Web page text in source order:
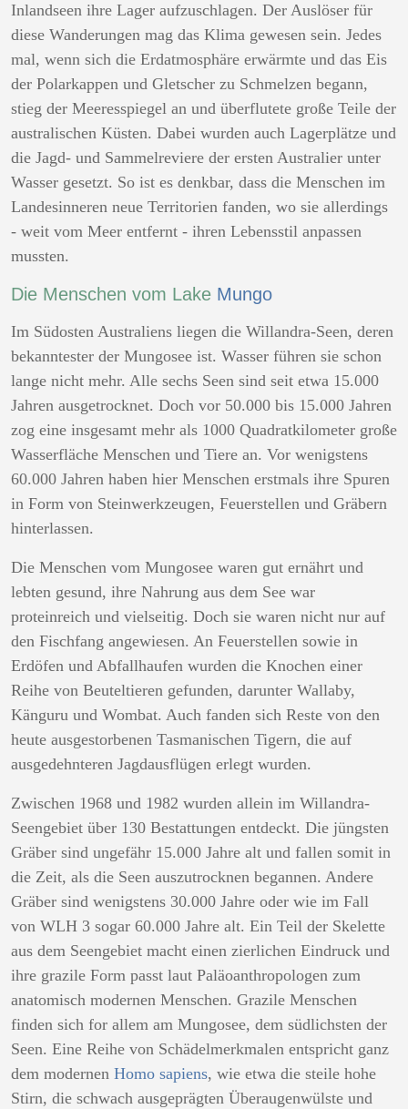
Inlandseen ihre Lager aufzuschlagen. Der Auslöser für
diese Wanderungen mag das Klima gewesen sein. Jedes
mal, wenn sich die Erdatmosphäre erwärmte und das Eis
der Polarkappen und Gletscher zu Schmelzen begann,
stieg der Meeresspiegel an und überflutete große Teile der
australischen Küsten. Dabei wurden auch Lagerplätze und
die Jagd- und Sammelreviere der ersten Australier unter
Wasser gesetzt. So ist es denkbar, dass die Menschen im
Landesinneren neue Territorien fanden, wo sie allerdings
- weit vom Meer entfernt - ihren Lebensstil anpassen
mussten.
Die Menschen vom Lake Mungo
Im Südosten Australiens liegen die Willandra-Seen, deren
bekanntester der Mungosee ist. Wasser führen sie schon
lange nicht mehr. Alle sechs Seen sind seit etwa 15.000
Jahren ausgetrocknet. Doch vor 50.000 bis 15.000 Jahren
zog eine insgesamt mehr als 1000 Quadratkilometer große
Wasserfläche Menschen und Tiere an. Vor wenigstens
60.000 Jahren haben hier Menschen erstmals ihre Spuren
in Form von Steinwerkzeugen, Feuerstellen und Gräbern
hinterlassen.
Die Menschen vom Mungosee waren gut ernährt und
lebten gesund, ihre Nahrung aus dem See war
proteinreich und vielseitig. Doch sie waren nicht nur auf
den Fischfang angewiesen. An Feuerstellen sowie in
Erdöfen und Abfallhaufen wurden die Knochen einer
Reihe von Beuteltieren gefunden, darunter Wallaby,
Känguru und Wombat. Auch fanden sich Reste von den
heute ausgestorbenen Tasmanischen Tigern, die auf
ausgedehnteren Jagdausflügen erlegt wurden.
Zwischen 1968 und 1982 wurden allein im Willandra-
Seengebiet über 130 Bestattungen entdeckt. Die jüngsten
Gräber sind ungefähr 15.000 Jahre alt und fallen somit in
die Zeit, als die Seen auszutrocknen begannen. Andere
Gräber sind wenigstens 30.000 Jahre oder wie im Fall
von WLH 3 sogar 60.000 Jahre alt. Ein Teil der Skelette
aus dem Seengebiet macht einen zierlichen Eindruck und
ihre grazile Form passt laut Paläoanthropologen zum
anatomisch modernen Menschen. Grazile Menschen
finden sich for allem am Mungosee, dem südlichsten der
Seen. Eine Reihe von Schädelmerkmalen entspricht ganz
dem modernen Homo sapiens, wie etwa die steile hohe
Stirn, die schwach ausgeprägten Überaugenwülste und